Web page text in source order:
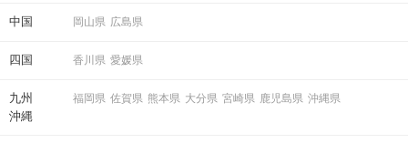
中国 岡山県 広島県
四国 香川県 愛媛県
九州
沖縄
福岡県 佐賀県 熊本県 大分県 宮崎県 鹿児島県 沖縄県